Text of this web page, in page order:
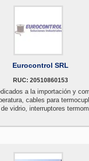
Eurocontrol SRL
RUC: 20510860153
a la importación y
cables para
vidrio, interruptores